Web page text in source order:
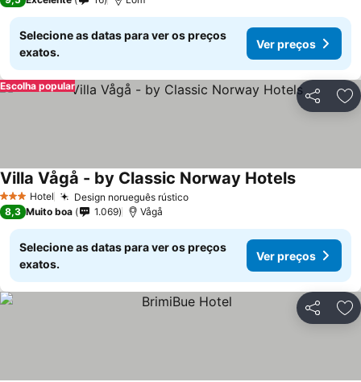
Selecione as datas para ver os preços
exatos.
Ver preços
Partilhar
Escolha popular
3 EstrelasHotel Design norueguês rústico
Villa Vågå - by Classic Norway Hotels
8,3 Muito boa 1.069 Vågå
Selecione as datas para ver os preços
exatos.
Ver preços
Partilhar